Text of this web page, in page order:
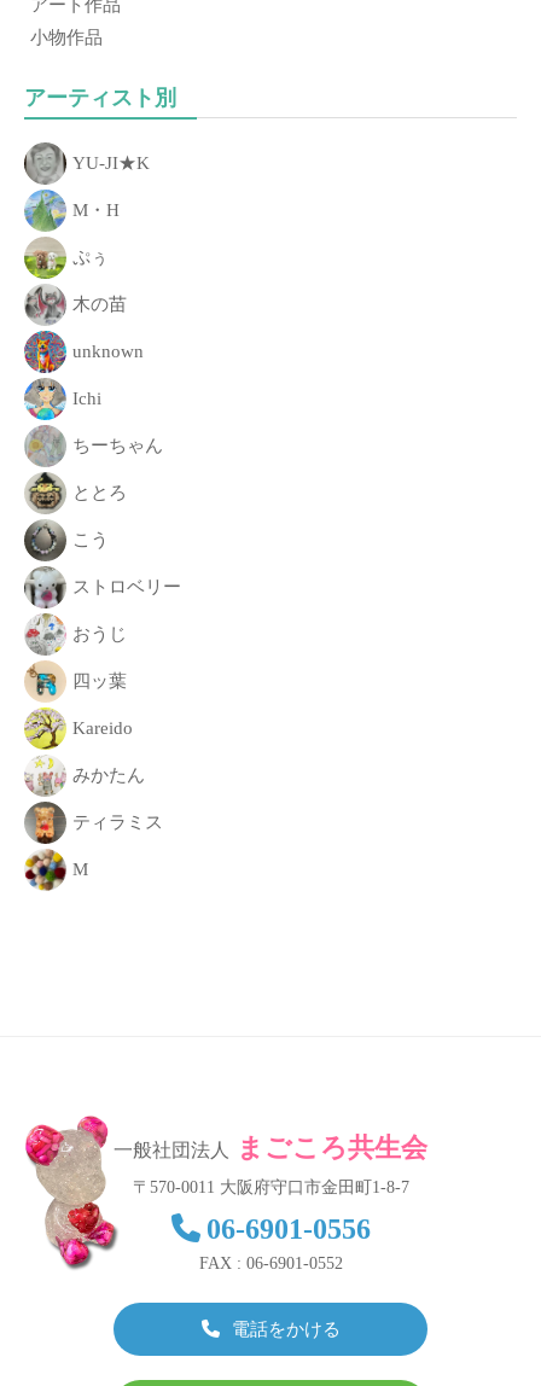
歩
を
お
手
伝
い
致
し
ま
す
。
アート作品
小物作品
アーティスト別
YU-JI★K
M・H
ぷぅ
木の苗
unknown
Ichi
ちーちゃん
ととろ
こう
ストロベリー
おうじ
四ッ葉
Kareido
みかたん
ティラミス
M
一般社団法人 まごころ共生会
〒570-0011 大阪府守口市金田町1-8-7
06-6901-0556
FAX : 06-6901-0552
電話をかける